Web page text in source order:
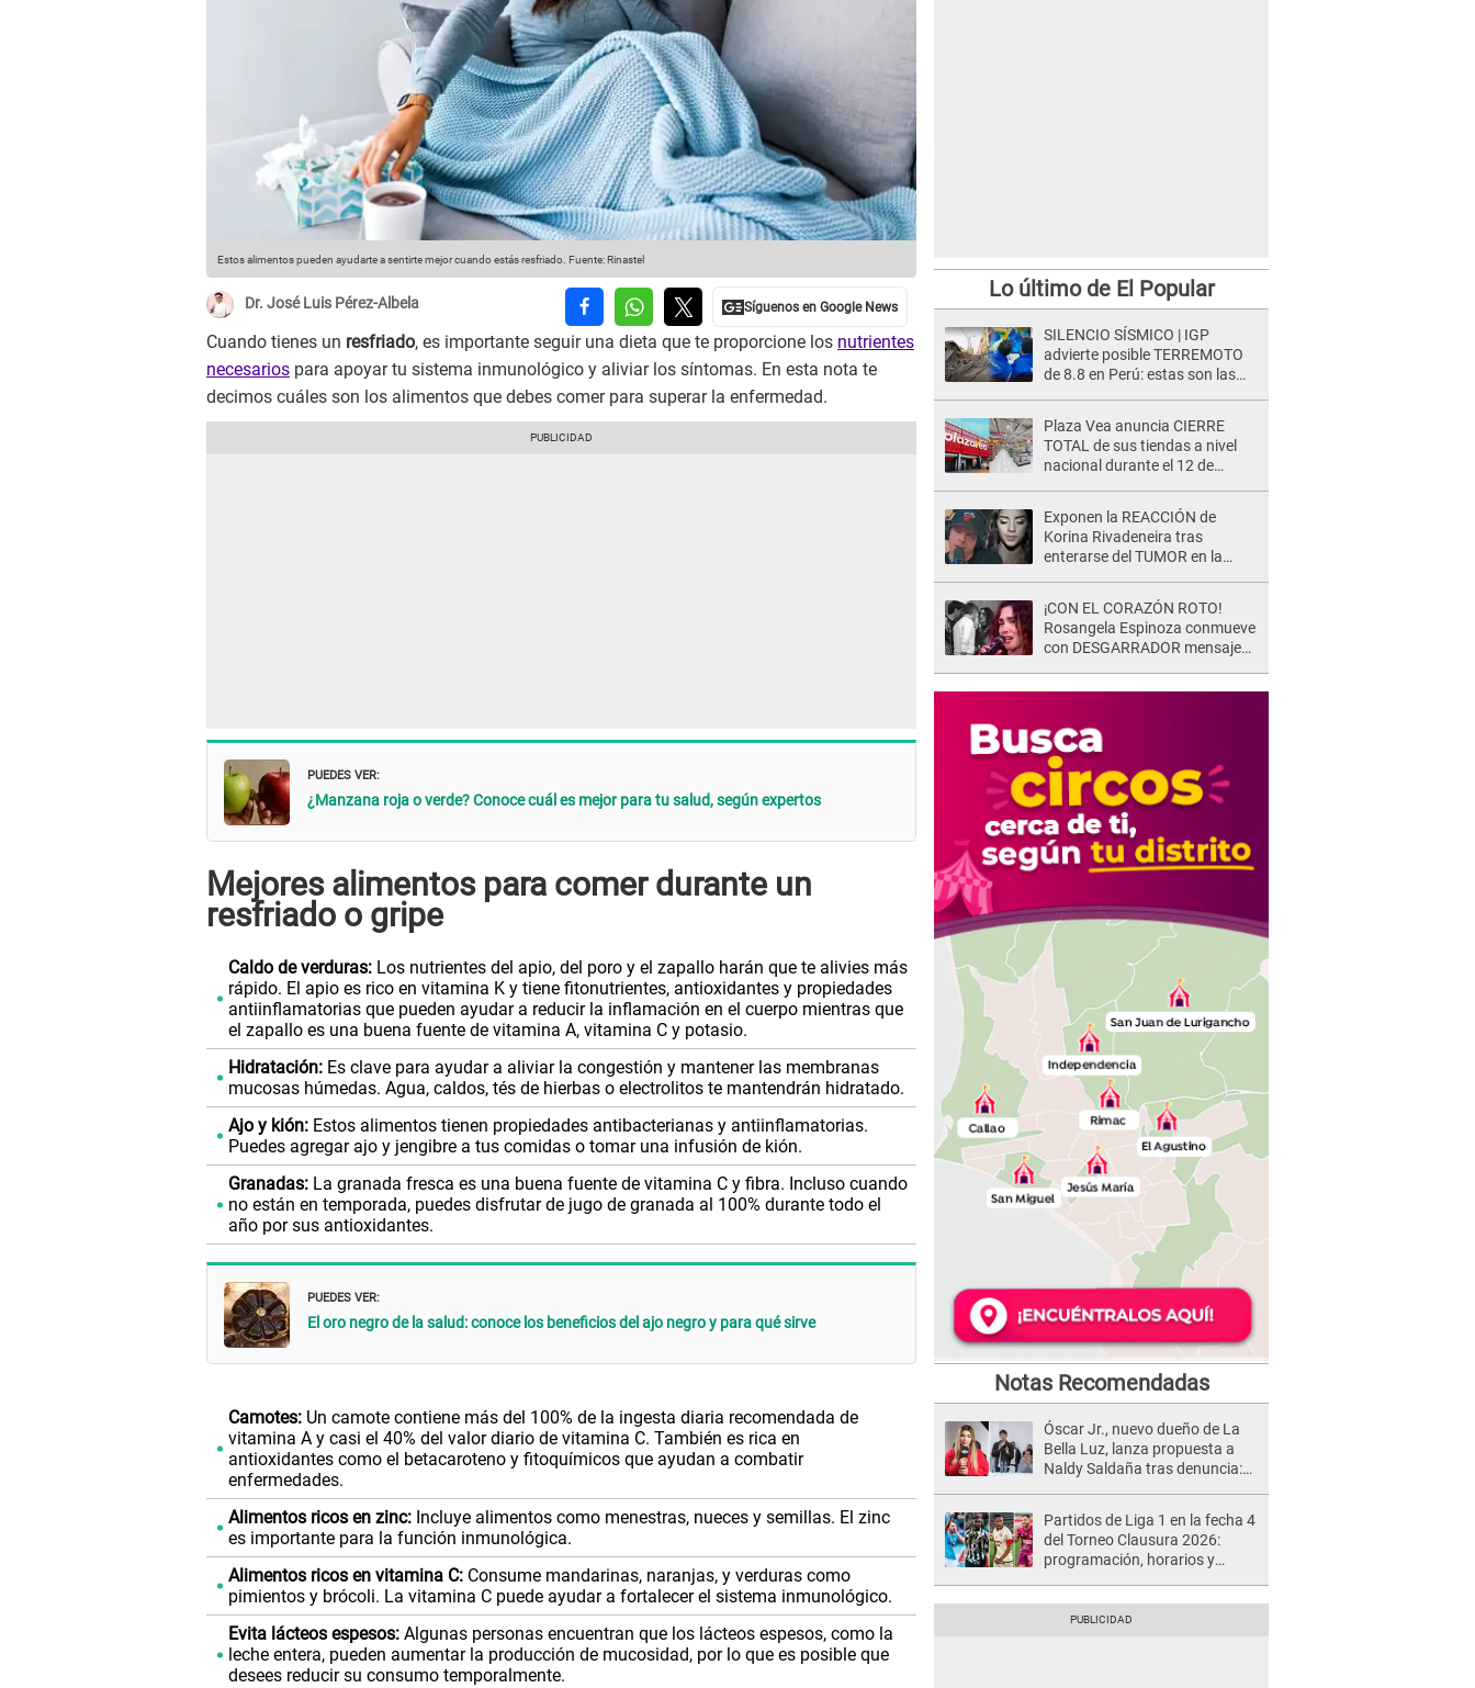
Estos alimentos pueden ayudarte a sentirte mejor cuando estás resfriado. Fuente: Rinastel
Dr. José Luis Pérez-Albela
Cuando tienes un resfriado, es importante seguir una dieta que te proporcione los nutrientes
necesarios para apoyar tu sistema inmunológico y aliviar los síntomas. En esta nota te
decimos cuáles son los alimentos que debes comer para superar la enfermedad.
PUEDES VER:
¿Manzana roja o verde? Conoce cuál es mejor para tu salud, según expertos
Mejores alimentos para comer durante un
resfriado o gripe
Caldo de verduras: Los nutrientes del apio, del poro y el zapallo harán que te alivies más
rápido. El apio es rico en vitamina K y tiene fitonutrientes, antioxidantes y propiedades
antiinflamatorias que pueden ayudar a reducir la inflamación en el cuerpo mientras que
el zapallo es una buena fuente de vitamina A, vitamina C y potasio.
Hidratación: Es clave para ayudar a aliviar la congestión y mantener las membranas
mucosas húmedas. Agua, caldos, tés de hierbas o electrolitos te mantendrán hidratado.
Ajo y kión: Estos alimentos tienen propiedades antibacterianas y antiinflamatorias.
Puedes agregar ajo y jengibre a tus comidas o tomar una infusión de kión.
Granadas: La granada fresca es una buena fuente de vitamina C y fibra. Incluso cuando
no están en temporada, puedes disfrutar de jugo de granada al 100% durante todo el
año por sus antioxidantes.
PUEDES VER:
El oro negro de la salud: conoce los beneficios del ajo negro y para qué sirve
Camotes: Un camote contiene más del 100% de la ingesta diaria recomendada de
vitamina A y casi el 40% del valor diario de vitamina C. También es rica en
antioxidantes como el betacaroteno y fitoquímicos que ayudan a combatir
enfermedades.
Alimentos ricos en zinc: Incluye alimentos como menestras, nueces y semillas. El zinc
es importante para la función inmunológica.
Alimentos ricos en vitamina C: Consume mandarinas, naranjas, y verduras como
pimientos y brócoli. La vitamina C puede ayudar a fortalecer el sistema inmunológico.
Evita lácteos espesos: Algunas personas encuentran que los lácteos espesos, como la
leche entera, pueden aumentar la producción de mucosidad, por lo que es posible que
desees reducir su consumo temporalmente.
Lo último de El Popular
SILENCIO SÍSMICO | IGP
advierte posible TERREMOTO
de 8.8 en Perú: estas son las
Plaza Vea anuncia CIERRE
TOTAL de sus tiendas a nivel
nacional durante el 12 de
Exponen la REACCIÓN de
Korina Rivadeneira tras
enterarse del TUMOR en la
¡CON EL CORAZÓN ROTO!
Rosangela Espinoza conmueve
con DESGARRADOR mensaje
Notas Recomendadas
Óscar Jr., nuevo dueño de La
Bella Luz, lanza propuesta a
Naldy Saldaña tras denuncia:
Partidos de Liga 1 en la fecha 4
del Torneo Clausura 2026:
programación, horarios y